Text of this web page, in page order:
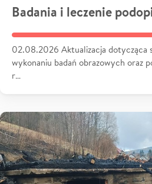
Badania i leczenie
02.08.2026 Aktualizacja dotycząca
wykonaniu badań obrazowych oraz
r…